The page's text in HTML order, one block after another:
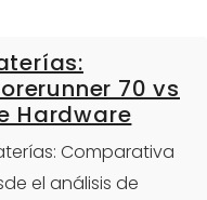
70 vs
Hardware
Comparativa
el análisis de